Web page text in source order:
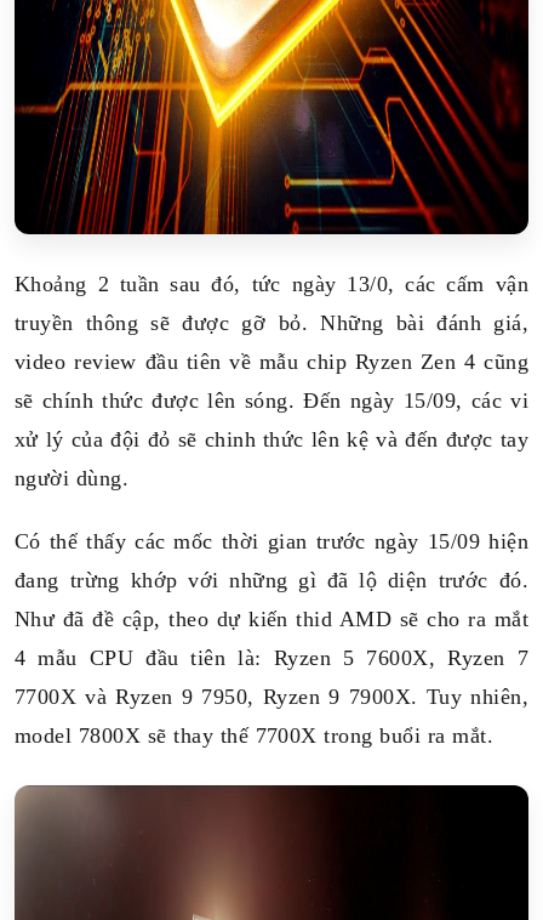
Khoảng 2 tuần sau đó, tức ngày 13/0, các cấm vận
truyền thông sẽ được gỡ bỏ. Những bài đánh giá,
video review đầu tiên về mẫu chip Ryzen Zen 4 cũng
sẽ chính thức được lên sóng. Đến ngày 15/09, các vi
xử lý của đội đỏ sẽ chinh thức lên kệ và đến được tay
người dùng.
Có thể thấy các mốc thời gian trước ngày 15/09 hiện
đang trừng khớp với những gì đã lộ diện trước đó.
Như đã đề cập, theo dự kiến thid AMD sẽ cho ra mắt
4 mẫu CPU đầu tiên là: Ryzen 5 7600X, Ryzen 7
7700X và Ryzen 9 7950, Ryzen 9 7900X. Tuy nhiên,
model 7800X sẽ thay thế 7700X trong buổi ra mắt.